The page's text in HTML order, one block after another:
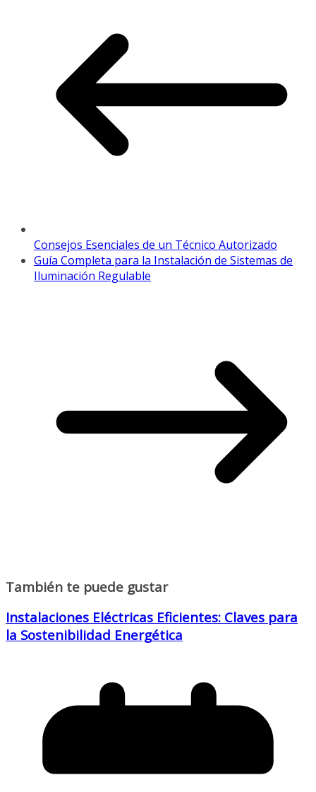
Consejos Esenciales de un Técnico Autorizado
Guía Completa para la Instalación de Sistemas de
Iluminación Regulable
También te puede gustar
Instalaciones Eléctricas Eficientes: Claves para
la Sostenibilidad Energética